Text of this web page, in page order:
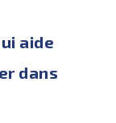
aide
dans